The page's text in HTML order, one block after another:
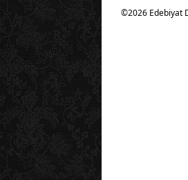
©2026 Edebiyat